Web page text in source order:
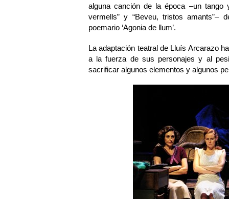
alguna canción de la época –un
vermells” y “Beveu, tristos amants”–
poemario ‘Agonia de llum’.
La adaptación teatral de Lluís Arcarazo
a la fuerza de sus personajes y al
sacrificar algunos elementos y algunos